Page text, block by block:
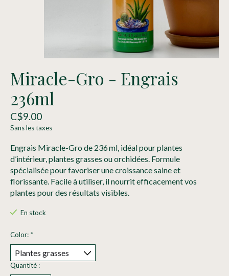
Miracle-Gro - Engrais
236ml
C$9.00
Sans les taxes
Engrais Miracle-Gro de 236 ml, idéal pour plantes
d’intérieur, plantes grasses ou orchidées. Formule
spécialisée pour favoriser une croissance saine et
florissante. Facile à utiliser, il nourrit efficacement vos
plantes pour des résultats visibles.
En stock
Color: *
Quantité :